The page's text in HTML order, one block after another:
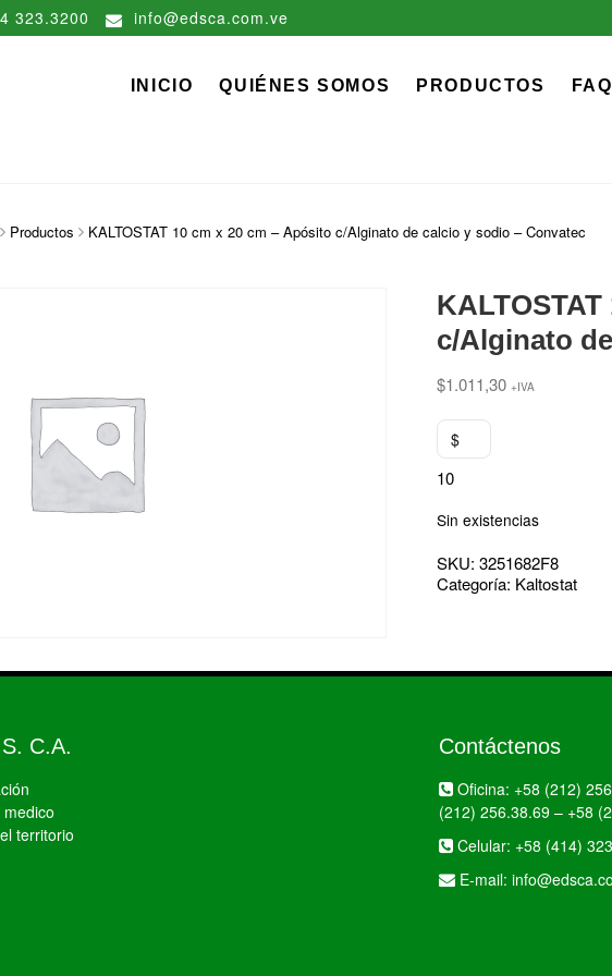
323.3200 info@edsca.com.ve
EDS, C.A.
INICIO QUIÉNES SOMOS PRODUCTOS FAQ
Productos KALTOSTAT 10 cm x 20 cm – Apósito c/Alginato de calcio y sodio – Convatec
c/Alginato
$1.011,30 +IVA
$
10
Sin existencias
SKU: 3251682F8
Categoría: Kaltostat
C.A.
territorio
Contáctenos
Oficina: +58 (212)
(212) 256.38.69 – +58
Celular: +58 (414)
E-mail: